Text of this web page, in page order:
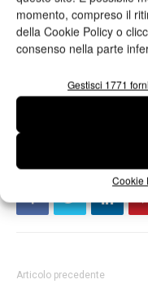
momento, compreso il
della Cookie Policy o
consenso nella parte
Gestisci 1771
Cookie
è essenziale per lo
l’occupazione, per i
interesse pubblico,
Articolo precedente